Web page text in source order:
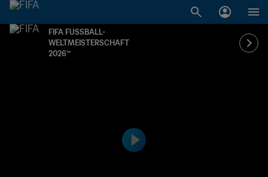
FIFA FUSSBALL-
WELTMEISTERSCHAFT
2026™